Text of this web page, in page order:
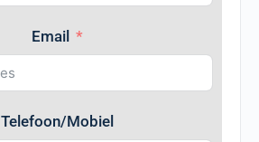
Email
Telefoon/Mobiel